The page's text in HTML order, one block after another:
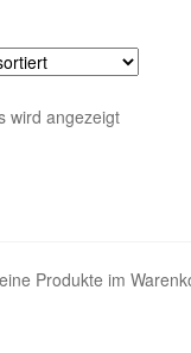
wird angezeigt
Produkte im